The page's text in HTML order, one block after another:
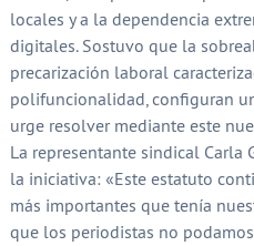
locales y a la dependencia
digitales. Sostuvo que la
precarización laboral
polifuncionalidad, configuran
urge resolver mediante este
La representante sindical Carla
la iniciativa: «Este estatuto
más importantes que tenía
que los periodistas no